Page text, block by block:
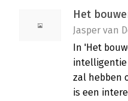
Het
Jasper van
In 'Het
intelligentie
zal hebben
is een